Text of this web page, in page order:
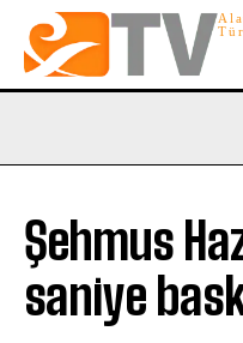
Şehmus
saniye